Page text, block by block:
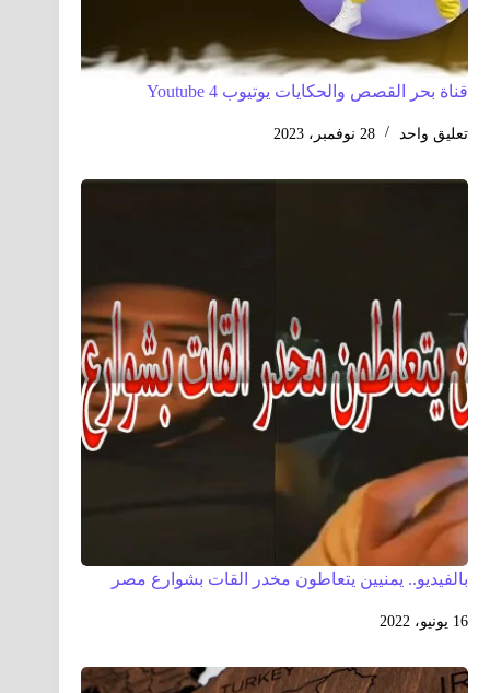
قناة بحر القصص والحكايات يوتيوب 4 Youtube
تعليق واحد 28 نوفمبر، 2023
بالفيديو.. يمنيين يتعاطون مخدر القات بشوارع مصر
16 يونيو، 2022